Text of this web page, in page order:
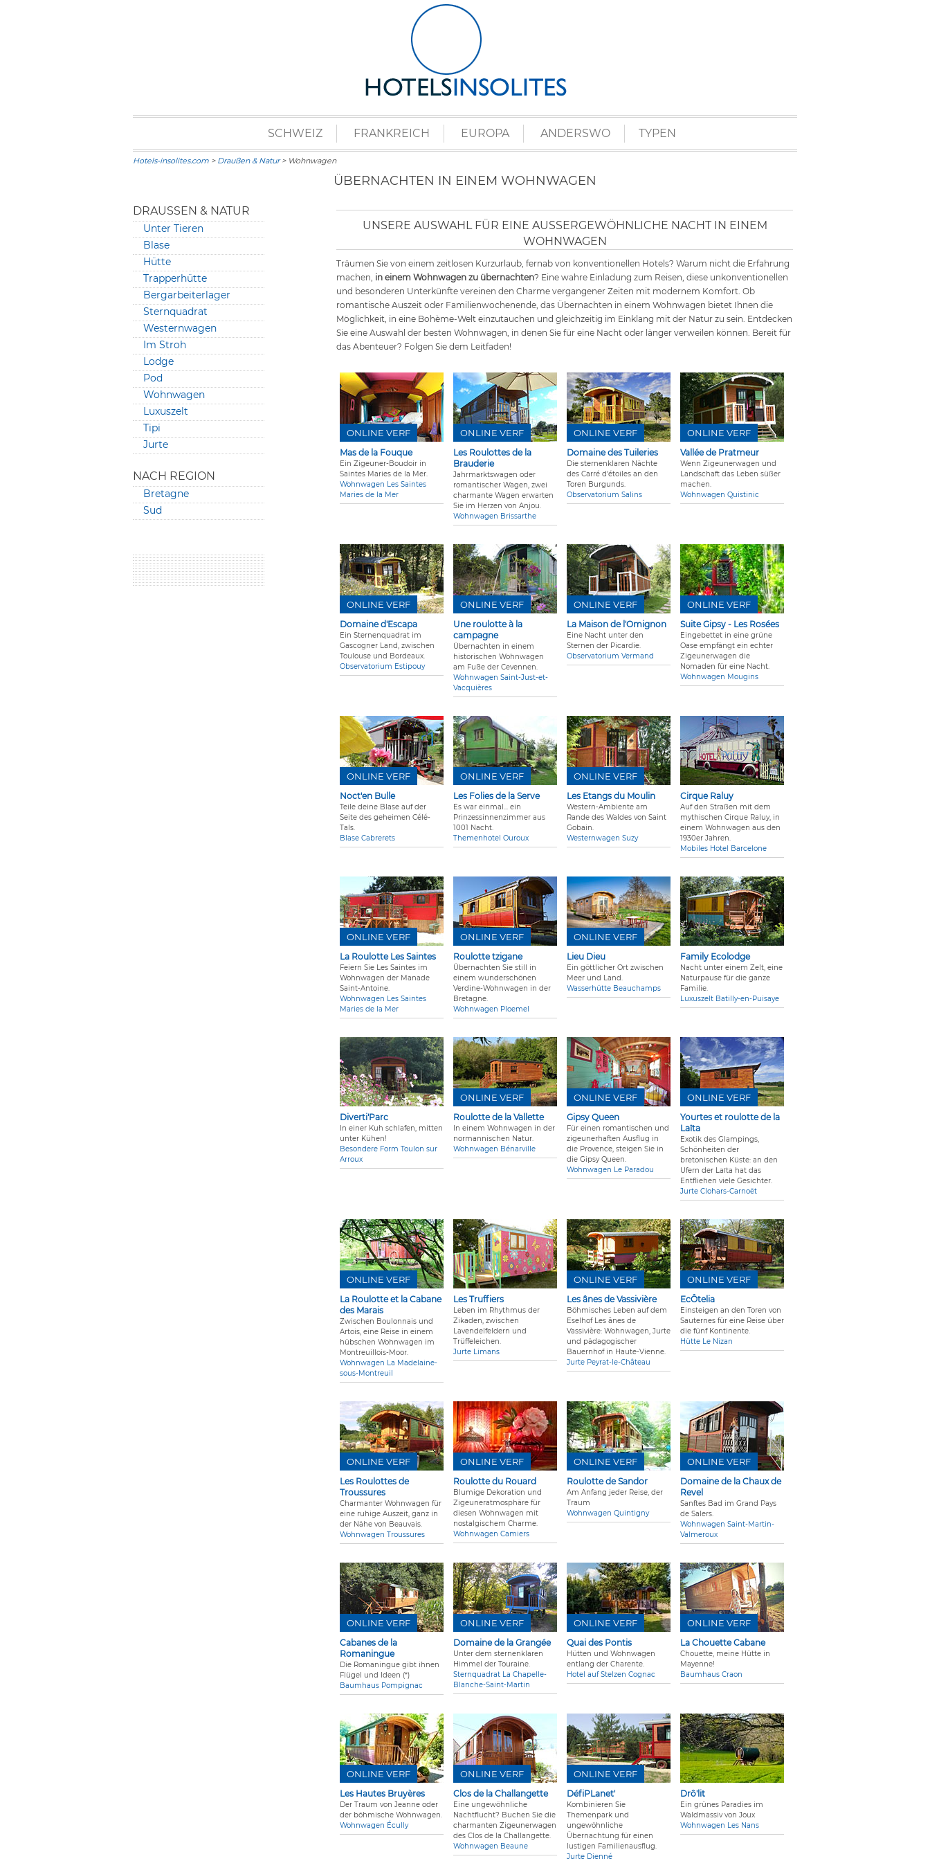
SCHWEIZ FRANKREICH EUROPA ANDERSWO TYPEN
Hotels-insolites.com > Draußen & Natur> Wohnwagen
ÜBERNACHTEN IN EINEM WOHNWAGEN
DRAUSSEN & NATUR
Unter Tieren
Blase
Hütte
Trapperhütte
Bergarbeiterlager
Sternquadrat
Westernwagen
Im Stroh
Lodge
Pod
Wohnwagen
Luxuszelt
Tipi
Jurte
NACH REGION
Bretagne
Sud
UNSERE AUSWAHL FÜR EINE AUSSERGEWÖHNLICHE NACHT IN EINEM W
OHNWAGEN
Träumen Sie von einem zeitlosen Kurzurlaub, fernab von konventionellen Hotels? Warum nicht die Erfahrung
machen, in einem Wohnwagen zu übernachten? Eine wahre Einladung zum Reisen, diese unkonventionellen
und besonderen Unterkünfte vereinen den Charme vergangener Zeiten mit modernem Komfort. Ob
romantische Auszeit oder Familienwochenende, das Übernachten in einem Wohnwagen bietet Ihnen die
Möglichkeit, in eine Bohème-Welt einzutauchen und gleichzeitig im Einklang mit der Natur zu sein. Entdecken
Sie eine Auswahl der besten Wohnwagen, in denen Sie für eine Nacht oder länger verweilen können. Bereit für
das Abenteuer? Folgen Sie dem Leitfaden!
Mas de la Fouque
Ein Zigeuner-Boudoir in
Saintes Maries de la Mer.
Wohnwagen Les Saintes
Maries de la Mer
ONLINE VERF
Les Roulottes de la
Brauderie
Jahrmarktswagen oder
romantischer Wagen, zwei
charmante Wagen erwarten
Sie im Herzen von Anjou.
Wohnwagen Brissarthe
ONLINE VERF
Domaine des Tuileries
Die sternenklaren Nächte
des Carré d'étoiles an den
Toren Burgunds.
Observatorium Salins
ONLINE VERF
Vallée de Pratmeur
Wenn Zigeunerwagen und
Landschaft das Leben süßer
machen.
Wohnwagen Quistinic
ONLINE VERF
Domaine d'Escapa
Ein Sternenquadrat im
Gascogner Land, zwischen
Toulouse und Bordeaux.
Observatorium Estipouy
ONLINE VERF
Une roulotte à la
campagne
Übernachten in einem
historischen Wohnwagen
am Fuße der Cevennen.
Wohnwagen Saint-Just-et-
Vacquières
ONLINE VERF
La Maison de l'Omignon
Eine Nacht unter den
Sternen der Picardie.
Observatorium Vermand
ONLINE VERF
Suite Gipsy - Les Rosées
Eingebettet in eine grüne
Oase empfängt ein echter
Zigeunerwagen die
Nomaden für eine Nacht.
Wohnwagen Mougins
ONLINE VERF
Noct'en Bulle
Teile deine Blase auf der
Seite des geheimen Célé-
Tals.
Blase Cabrerets
ONLINE VERF
Les Folies de la Serve
Es war einmal... ein
Prinzessinnenzimmer aus
1001 Nacht.
Themenhotel Ouroux
ONLINE VERF
Les Etangs du Moulin
Western-Ambiente am
Rande des Waldes von Saint
Gobain.
Westernwagen Suzy
ONLINE VERF
Cirque Raluy
Auf den Straßen mit dem
mythischen Cirque Raluy, in
einem Wohnwagen aus den
1930er Jahren.
Mobiles Hotel Barcelone
La Roulotte Les Saintes
Feiern Sie Les Saintes im
Wohnwagen der Manade
Saint-Antoine.
Wohnwagen Les Saintes
Maries de la Mer
ONLINE VERF
Roulotte tzigane
Übernachten Sie still in
einem wunderschönen
Verdine-Wohnwagen in der
Bretagne.
Wohnwagen Ploemel
ONLINE VERF
Lieu Dieu
Ein göttlicher Ort zwischen
Meer und Land.
Wasserhütte Beauchamps
ONLINE VERF
Family Ecolodge
Nacht unter einem Zelt, eine
Naturpause für die ganze
Familie.
Luxuszelt Batilly-en-Puisaye
Diverti'Parc
In einer Kuh schlafen, mitten
unter Kühen!
Besondere Form Toulon sur
Arroux
Roulotte de la Vallette
In einem Wohnwagen in der
normannischen Natur.
Wohnwagen Bénarville
ONLINE VERF
Gipsy Queen
Für einen romantischen und
zigeunerhaften Ausflug in
die Provence, steigen Sie in
die Gipsy Queen.
Wohnwagen Le Paradou
ONLINE VERF
Yourtes et roulotte de la
Laïta
Exotik des Glampings,
Schönheiten der
bretonischen Küste: an den
Ufern der Laïta hat das
Entfliehen viele Gesichter.
Jurte Clohars-Carnoët
ONLINE VERF
La Roulotte et la Cabane
des Marais
Zwischen Boulonnais und
Artois, eine Reise in einem
hübschen Wohnwagen im
Montreuillois-Moor.
Wohnwagen La Madelaine-
sous-Montreuil
ONLINE VERF
Les Truffiers
Leben im Rhythmus der
Zikaden, zwischen
Lavendelfeldern und
Trüffeleichen.
Jurte Limans
Les ânes de Vassivière
Böhmisches Leben auf dem
Eselhof Les ânes de
Vassivière: Wohnwagen, Jurte
und pädagogischer
Bauernhof in Haute-Vienne.
Jurte Peyrat-le-Château
ONLINE VERF
EcÔtelia
Einsteigen an den Toren von
Sauternes für eine Reise über
die fünf Kontinente.
Hütte Le Nizan
ONLINE VERF
Les Roulottes de
Troussures
Charmanter Wohnwagen für
eine ruhige Auszeit, ganz in
der Nähe von Beauvais.
Wohnwagen Troussures
ONLINE VERF
Roulotte du Rouard
Blumige Dekoration und
Zigeuneratmosphäre für
diesen Wohnwagen mit
nostalgischem Charme.
Wohnwagen Camiers
ONLINE VERF
Roulotte de Sandor
Am Anfang jeder Reise, der
Traum
Wohnwagen Quintigny
ONLINE VERF
Domaine de la Chaux de
Revel
Sanftes Bad im Grand Pays
de Salers.
Wohnwagen Saint-Martin-
Valmeroux
ONLINE VERF
Cabanes de la
Romaningue
Die Romaningue gibt ihnen
Flügel und Ideen (*)
Baumhaus Pompignac
ONLINE VERF
Domaine de la Grangée
Unter dem sternenklaren
Himmel der Touraine.
Sternquadrat La Chapelle-
Blanche-Saint-Martin
ONLINE VERF
Quai des Pontis
Hütten und Wohnwagen
entlang der Charente.
Hotel auf Stelzen Cognac
ONLINE VERF
La Chouette Cabane
Chouette, meine Hütte in
Mayenne!
Baumhaus Craon
ONLINE VERF
Les Hautes Bruyères
Der Traum von Jeanne oder
der böhmische Wohnwagen.
Wohnwagen Écully
ONLINE VERF
Clos de la Challangette
Eine ungewöhnliche
Nachtflucht? Buchen Sie die
charmanten Zigeunerwagen
des Clos de la Challangette.
Wohnwagen Beaune
ONLINE VERF
DéfiPLanet'
Kombinieren Sie
Themenpark und
ungewöhnliche
Übernachtung für einen
lustigen Familienausflug.
Jurte Dienné
ONLINE VERF
Drô'lit
Ein grünes Paradies im
Waldmassiv von Joux
Wohnwagen Les Nans